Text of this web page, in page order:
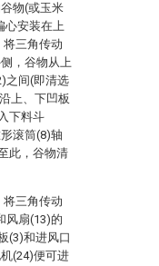
物(或玉米
心安装在上
将三角传动
，谷物从上
之间(即清选
上、下凹板
下料斗
滚筒(8)轴
此，谷物清
三角传动
风扇(13)的
(3)和进风口
(24)便可进